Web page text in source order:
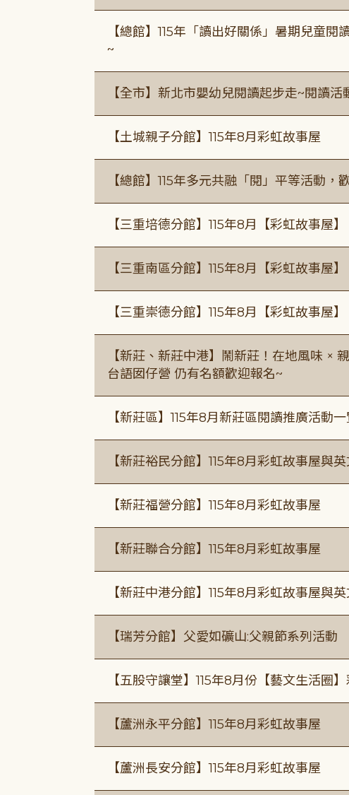
【總館】115年「讀出好關係」暑期兒童
~
【全市】新北市嬰幼兒閱讀起步走~閱讀活
【土城親子分館】115年8月彩虹故事屋
【總館】115年多元共融「閱」平等活動，
【三重培德分館】115年8月【彩虹故事屋】
【三重南區分館】115年8月【彩虹故事屋】
【三重崇德分館】115年8月【彩虹故事屋】
【新莊、新莊中港】鬧新莊！在地風味 ×
台語囡仔營 仍有名額歡迎報名~
【新莊區】115年8月新莊區閱讀推廣活動
【新莊裕民分館】115年8月彩虹故事屋與
【新莊福營分館】115年8月彩虹故事屋
【新莊聯合分館】115年8月彩虹故事屋
【新莊中港分館】115年8月彩虹故事屋與
【瑞芳分館】父愛如礦山:父親節系列活動
【五股守讓堂】115年8月份【藝文生活圈
【蘆洲永平分館】115年8月彩虹故事屋
【蘆洲長安分館】115年8月彩虹故事屋